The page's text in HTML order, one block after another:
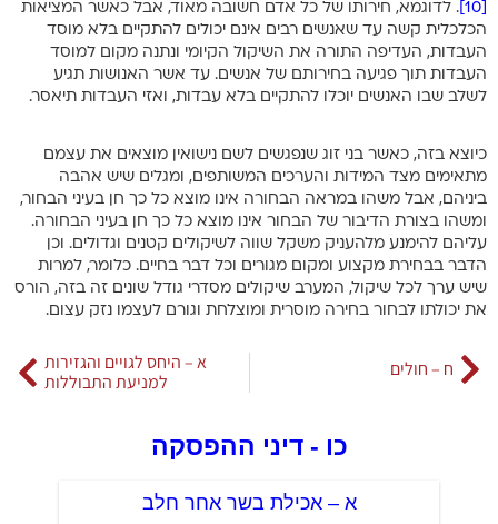
. לדוגמא, חירותו של כל אדם חשובה מאוד, אבל כאשר המציאות
הכלכלית קשה עד שאנשים רבים אינם יכולים להתקיים בלא מוסד
העבדות, העדיפה התורה את השיקול הקיומי ונתנה מקום למוסד
העבדות תוך פגיעה בחירותם של אנשים. עד אשר האנושות תגיע
לשלב שבו האנשים יוכלו להתקיים בלא עבדות, ואזי העבדות תיאסר.
כיוצא בזה, כאשר בני זוג שנפגשים לשם נישואין מוצאים את עצמם
מתאימים מצד המידות והערכים המשותפים, ומגלים שיש אהבה
ביניהם, אבל משהו במראה הבחורה אינו מוצא כל כך חן בעיני הבחור,
ומשהו בצורת הדיבור של הבחור אינו מוצא כל כך חן בעיני הבחורה.
עליהם להימנע מלהעניק משקל שווה לשיקולים קטנים וגדולים. וכן
הדבר בבחירת מקצוע ומקום מגורים וכל דבר בחיים. כלומר, למרות
שיש ערך לכל שיקול, המערב שיקולים מסדרי גודל שונים זה בזה, הורס
את יכולתו לבחור בחירה מוסרית ומוצלחת וגורם לעצמו נזק עצום.
ח – חולים
א – היחס לגויים והגזירות
למניעת התבוללות
כו - דיני ההפסקה
א – אכילת בשר אחר חלב